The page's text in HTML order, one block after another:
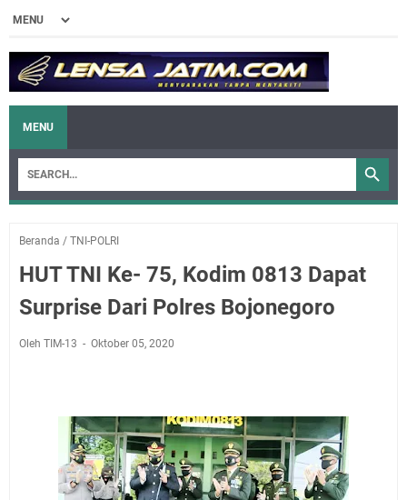
MENU
Beranda / TNI-POLRI
HUT TNI Ke- 75, Kodim 0813 Dapat
Surprise Dari Polres Bojonegoro
Oleh TIM-13 Oktober 05, 2020